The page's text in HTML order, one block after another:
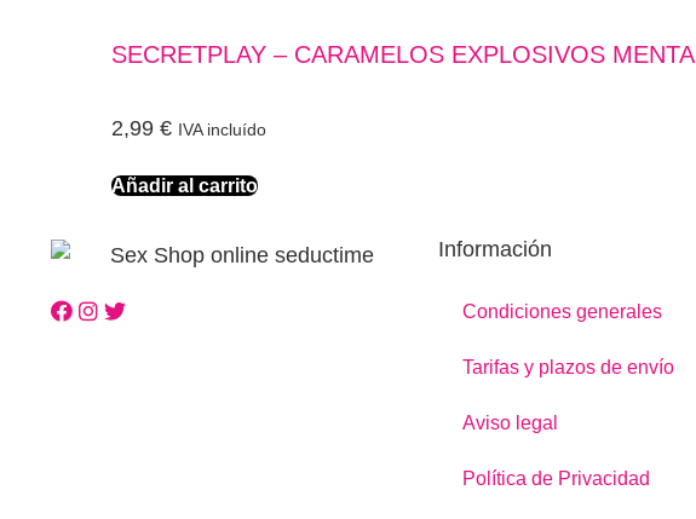
SECRETPLAY – CARAMELOS EXPLOSIVOS MENTA
2,99 € IVA incluído
Añadir al carrito
Información
Condiciones generales
Tarifas y plazos de envío
Aviso legal
Política de Privacidad